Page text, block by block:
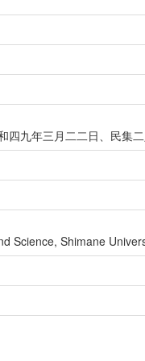
四九年三月二二日、民集
Science, Shimane